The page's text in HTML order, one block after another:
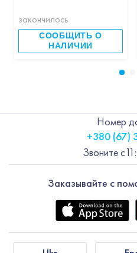
закончилось
СООБЩИТЬ О
НАЛИЧИИ
Заказывайте с
Номер
+380 (67)
Звоните с